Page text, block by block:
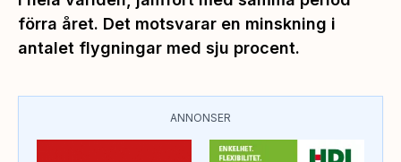
förra året. Det motsvarar en minskning i
antalet flygningar med sju procent.
ANNONSER